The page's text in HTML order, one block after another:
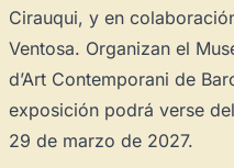
Cirauqui, y en
Ventosa. Organizan el
d’Art Contemporani de
exposición podrá verse
29 de marzo de 2027.